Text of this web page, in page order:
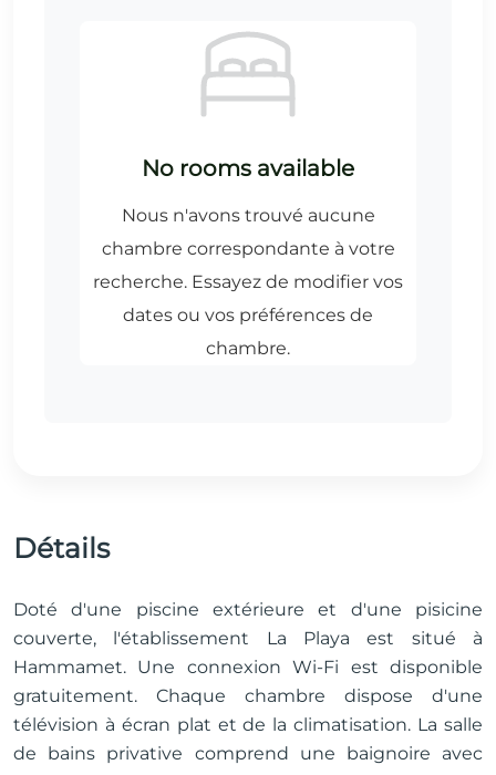
Détails
Doté d'une piscine extérieure et d'une pisicine
couverte, l'établissement La Playa est situé à
Hammamet. Une connexion Wi-Fi est disponible
gratuitement. Chaque chambre dispose d'une
télévision à écran plat et de la climatisation. La salle
de bains privative comprend une baignoire avec